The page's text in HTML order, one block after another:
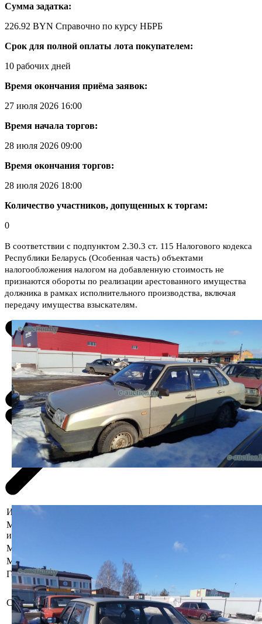
Сумма задатка:
226.92 BYN Справочно по курсу НБРБ
Срок для полной оплаты лота покупателем:
10 рабочих дней
Время окончания приёма заявок:
27 июля 2026 16:00
Время начала торгов:
28 июля 2026 09:00
Время окончания торгов:
28 июля 2026 18:00
Количество участников, допущенных к торгам:
0
В соответствии с подпунктом 2.30.3 ст. 115 Налогового кодекса
Республики Беларусь (Особенная часть) объектами
налогообложения налогом на добавленную стоимость не
признаются обороты по реализации арестованного имущества
должника в рамках исполнительного производства, включая
передачу имущества взыскателям.
Информация о предмете торгов
Местоположение
имущества
Марка
Модель
21099
Год выпуска
1997
Состояние
Бывшее в употреблении, при
инструментальном контроле,
диагностике, разборке возможно
выявление скрытых дефектов.